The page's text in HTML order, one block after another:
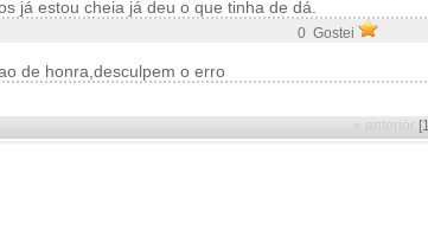
já estou cheia já deu o que tinha de dá.
0 Gostei
de honra,desculpem o erro
« anterior